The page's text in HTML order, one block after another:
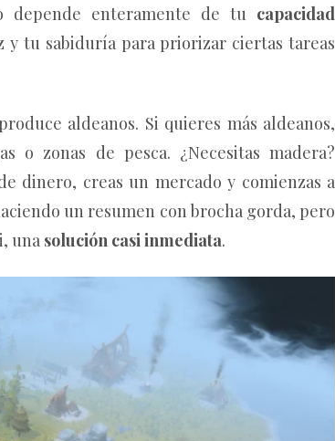
enteramente de tu capacidad
y tu sabiduría para priorizar ciertas tareas
aldeanos. Si quieres más aldeanos,
o zonas de pesca. ¿Necesitas madera?
dinero, creas un mercado y comienzas a
un resumen con brocha gorda, pero
una solución casi inmediata.